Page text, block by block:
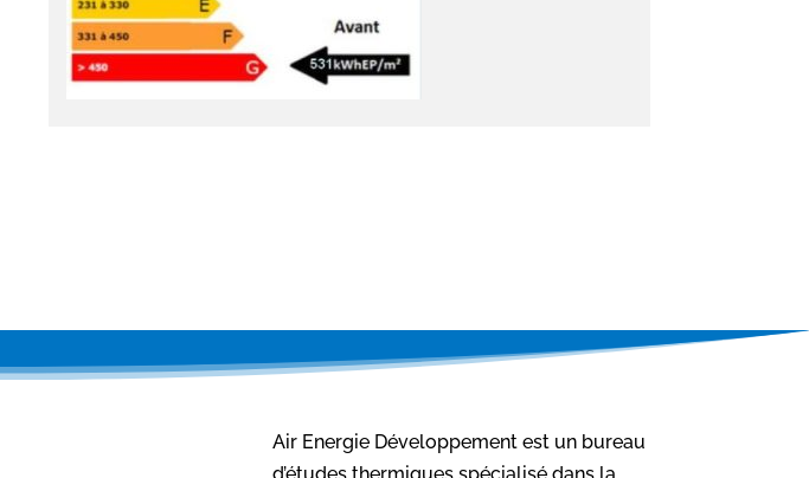
Air Energie Développement est un bureau